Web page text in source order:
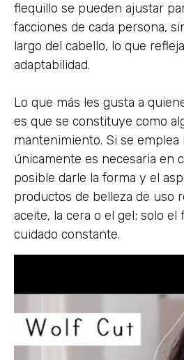
flequillo se pueden ajustar
facciones de cada persona,
largo del cabello, lo que
adaptabilidad.
Lo que más les gusta a
es que se constituye como
mantenimiento. Si se emplea
únicamente es necesaria en
posible darle la forma y el
productos de belleza de uso
aceite, la cera o el gel; solo
cuidado constante.